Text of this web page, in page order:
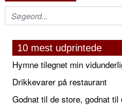
10 mest udprintede
Hymne tilegnet min
Drikkevarer på restaurant
Godnat til de store, godnat til